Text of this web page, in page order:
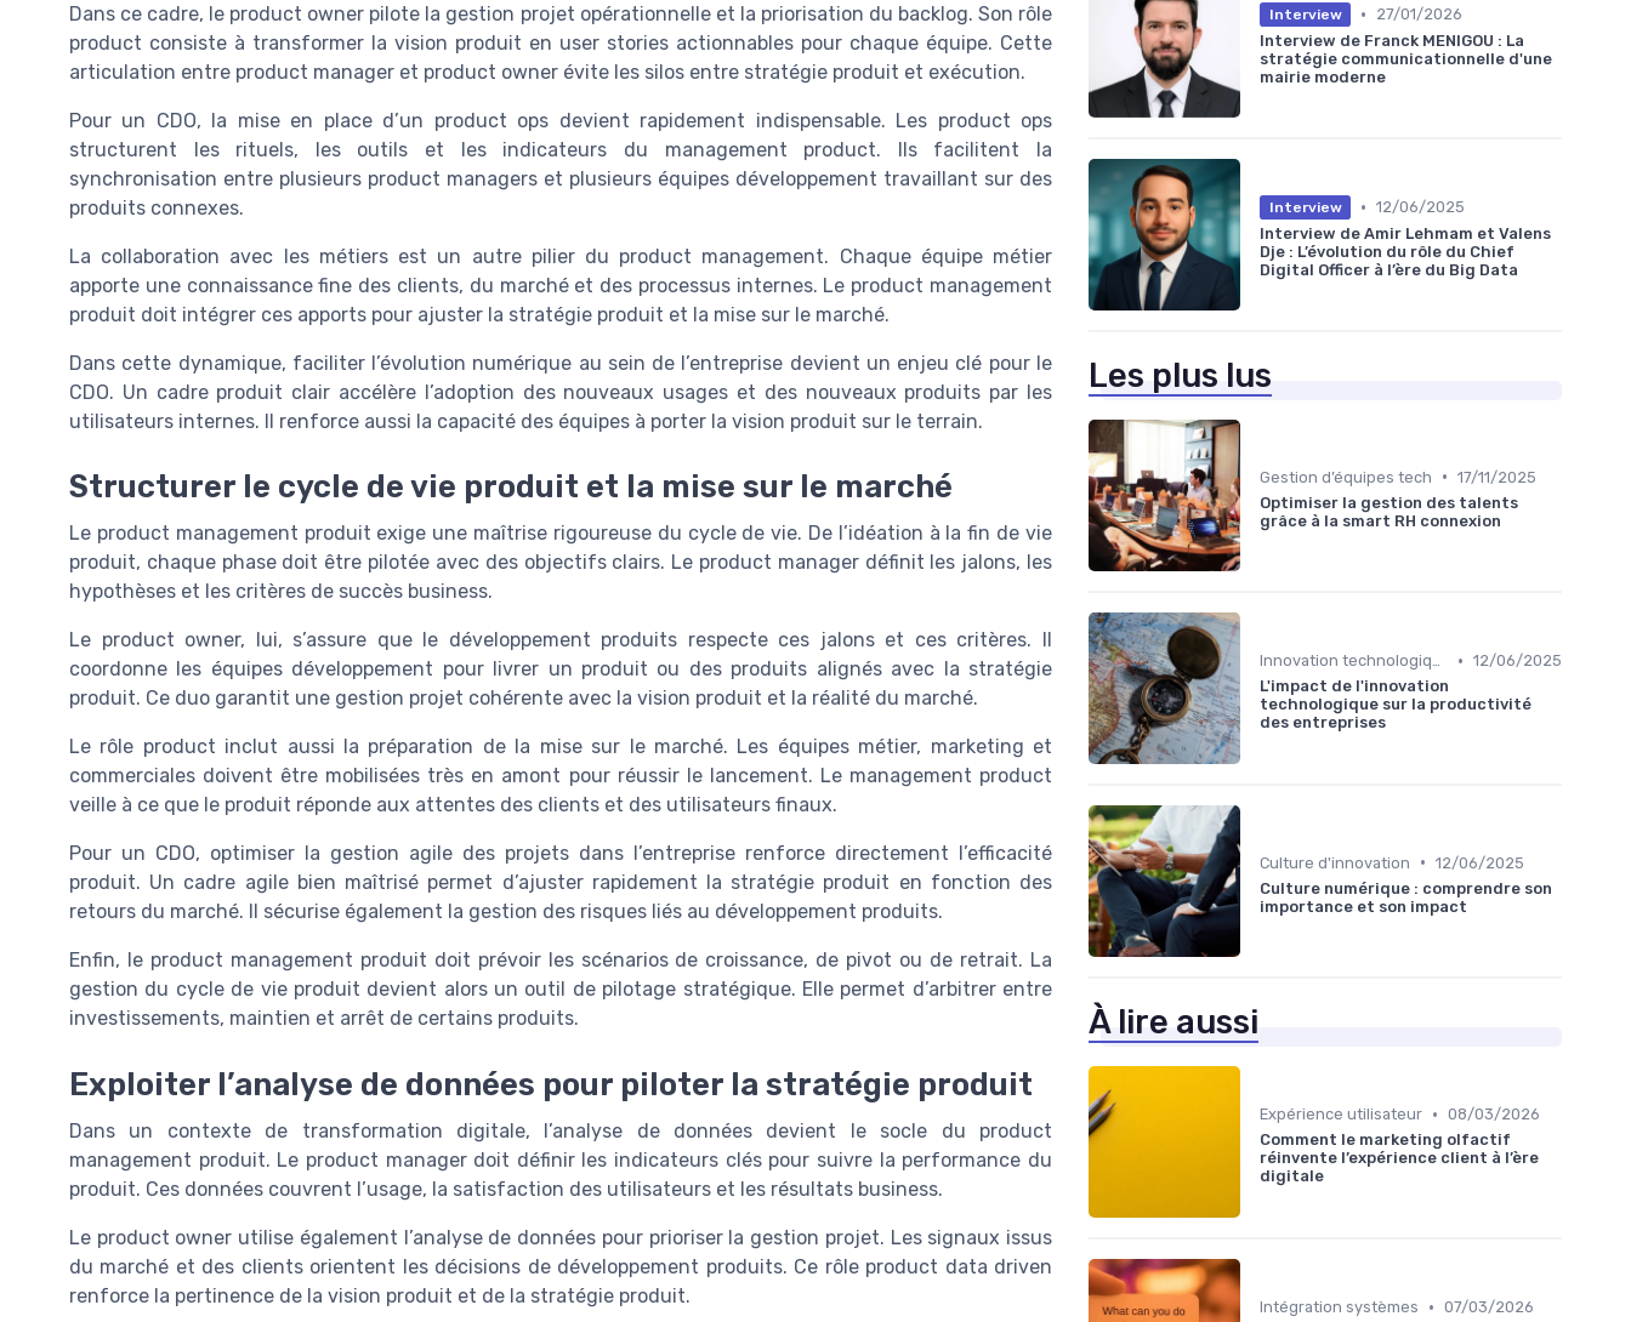
Dans ce cadre, le product owner pilote la gestion projet opérationnelle et la priorisation du backlog. Son rôle
product consiste à transformer la vision produit en user stories actionnables pour chaque équipe. Cette
articulation entre product manager et product owner évite les silos entre stratégie produit et exécution.
Pour un CDO, la mise en place d’un product ops devient rapidement indispensable. Les product ops
structurent les rituels, les outils et les indicateurs du management product. Ils facilitent la
synchronisation entre plusieurs product managers et plusieurs équipes développement travaillant sur des
produits connexes.
La collaboration avec les métiers est un autre pilier du product management. Chaque équipe métier
apporte une connaissance fine des clients, du marché et des processus internes. Le product management
produit doit intégrer ces apports pour ajuster la stratégie produit et la mise sur le marché.
Dans cette dynamique, faciliter l’évolution numérique au sein de l’entreprise devient un enjeu clé pour le
CDO. Un cadre produit clair accélère l’adoption des nouveaux usages et des nouveaux produits par les
utilisateurs internes. Il renforce aussi la capacité des équipes à porter la vision produit sur le terrain.
Structurer le cycle de vie produit et la mise sur le marché
Le product management produit exige une maîtrise rigoureuse du cycle de vie. De l’idéation à la fin de vie
produit, chaque phase doit être pilotée avec des objectifs clairs. Le product manager définit les jalons, les
hypothèses et les critères de succès business.
Le product owner, lui, s’assure que le développement produits respecte ces jalons et ces critères. Il
coordonne les équipes développement pour livrer un produit ou des produits alignés avec la stratégie
produit. Ce duo garantit une gestion projet cohérente avec la vision produit et la réalité du marché.
Le rôle product inclut aussi la préparation de la mise sur le marché. Les équipes métier, marketing et
commerciales doivent être mobilisées très en amont pour réussir le lancement. Le management product
veille à ce que le produit réponde aux attentes des clients et des utilisateurs finaux.
Pour un CDO, optimiser la gestion agile des projets dans l’entreprise renforce directement l’efficacité
produit. Un cadre agile bien maîtrisé permet d’ajuster rapidement la stratégie produit en fonction des
retours du marché. Il sécurise également la gestion des risques liés au développement produits.
Enfin, le product management produit doit prévoir les scénarios de croissance, de pivot ou de retrait. La
gestion du cycle de vie produit devient alors un outil de pilotage stratégique. Elle permet d’arbitrer entre
investissements, maintien et arrêt de certains produits.
Exploiter l’analyse de données pour piloter la stratégie produit
Dans un contexte de transformation digitale, l’analyse de données devient le socle du product
management produit. Le product manager doit définir les indicateurs clés pour suivre la performance du
produit. Ces données couvrent l’usage, la satisfaction des utilisateurs et les résultats business.
Le product owner utilise également l’analyse de données pour prioriser la gestion projet. Les signaux issus
du marché et des clients orientent les décisions de développement produits. Ce rôle product data driven
renforce la pertinence de la vision produit et de la stratégie produit.
Interview •
27/01/2026
Interview de Franck MENIGOU : La
stratégie communicationnelle d'une
mairie moderne
Interview • 12/06/2025
Interview de Amir Lehmam et Valens
Dje : L’évolution du rôle du Chief
Digital Officer à l’ère du Big Data
Les plus lus
Gestion d’équipes tech • 17/11/2025
Optimiser la gestion des talents
grâce à la smart RH connexion
Innovation technologique • 12/06/2025
L'impact de l'innovation
technologique sur la productivité
des entreprises
Culture d'innovation • 12/06/2025
Culture numérique : comprendre son
importance et son impact
À lire aussi
Expérience utilisateur • 08/03/2026
Comment le marketing olfactif
réinvente l’expérience client à l’ère
digitale
Intégration systèmes • 07/03/2026